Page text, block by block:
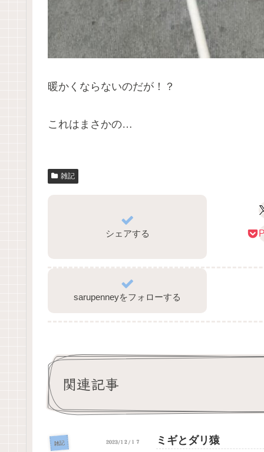
暖かくならないのだが！？
これはまさかの…
雑記
シェアする
sarupenneyをフォローする
関連記事
雑記 ミギとダリ猿